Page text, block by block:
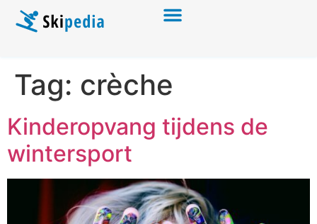
Tag: crèche
Kinderopvang tijdens de
wintersport